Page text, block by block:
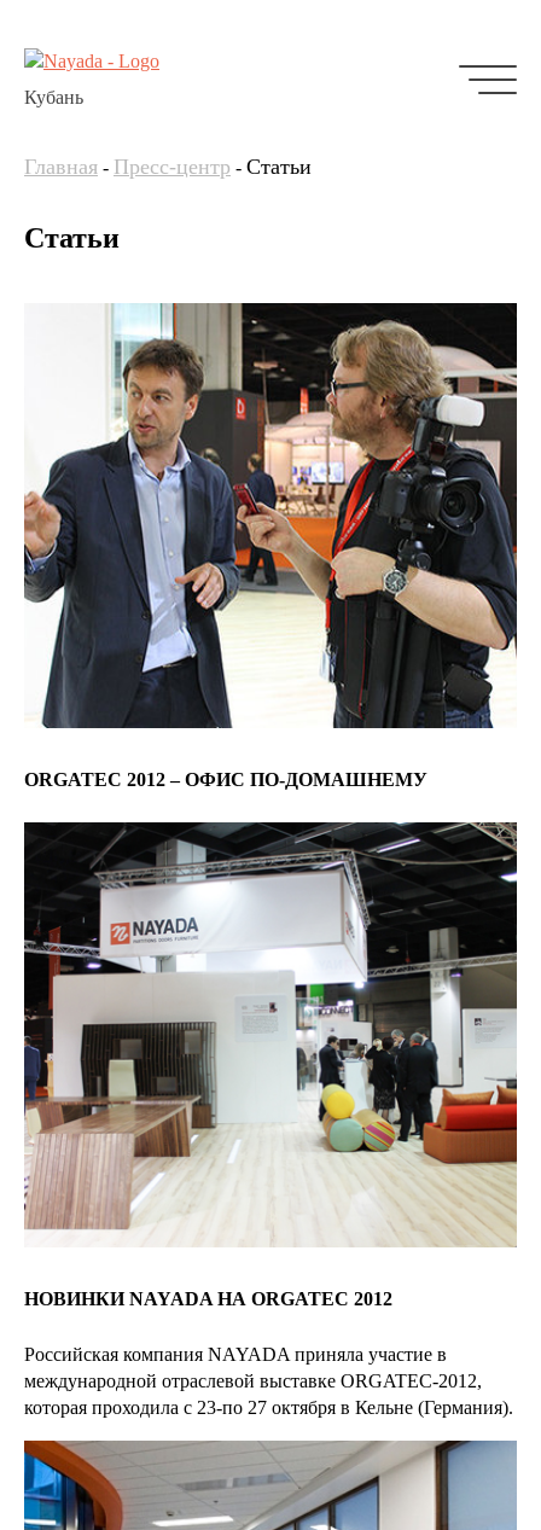
Кубань
Главная - Пресс-центр - Статьи
Статьи
ORGATEC 2012 – ОФИС ПО-ДОМАШНЕМУ
НОВИНКИ NAYADA НА ORGATEC 2012
Российская компания NAYADA приняла участие в
международной отраслевой выставке ORGATEC-2012,
которая проходила с 23-по 27 октября в Кельне (Германия).